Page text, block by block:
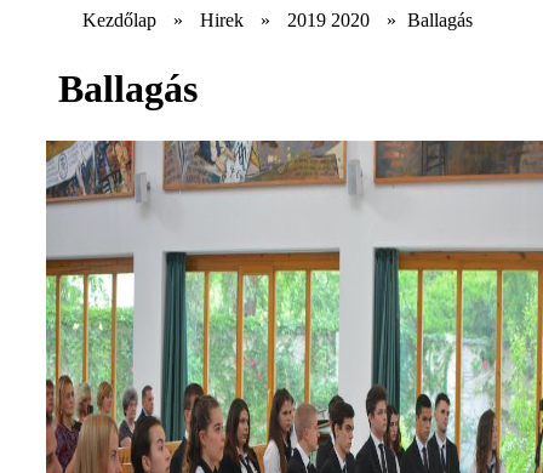
Kezdőlap » Hirek » 2019 2020 » Ballagás
Ballagás